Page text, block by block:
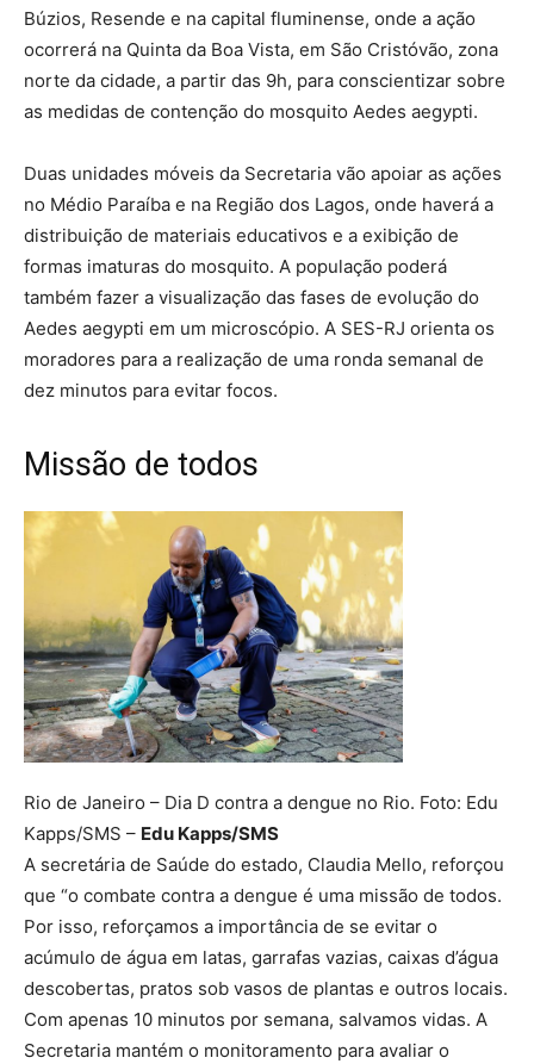
Búzios, Resende e na capital fluminense, onde a ação
ocorrerá na Quinta da Boa Vista, em São Cristóvão, zona
norte da cidade, a partir das 9h, para conscientizar sobre
as medidas de contenção do mosquito Aedes aegypti.
Duas unidades móveis da Secretaria vão apoiar as ações
no Médio Paraíba e na Região dos Lagos, onde haverá a
distribuição de materiais educativos e a exibição de
formas imaturas do mosquito. A população poderá
também fazer a visualização das fases de evolução do
Aedes aegypti em um microscópio. A SES-RJ orienta os
moradores para a realização de uma ronda semanal de
dez minutos para evitar focos.
Missão de todos
Rio de Janeiro – Dia D contra a dengue no Rio. Foto: Edu
Kapps/SMS – Edu Kapps/SMS
A secretária de Saúde do estado, Claudia Mello, reforçou
que “o combate contra a dengue é uma missão de todos.
Por isso, reforçamos a importância de se evitar o
acúmulo de água em latas, garrafas vazias, caixas d’água
descobertas, pratos sob vasos de plantas e outros locais.
Com apenas 10 minutos por semana, salvamos vidas. A
Secretaria mantém o monitoramento para avaliar o